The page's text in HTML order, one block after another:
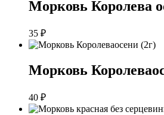
Морковь Королева
35 ₽
Морковь
40 ₽